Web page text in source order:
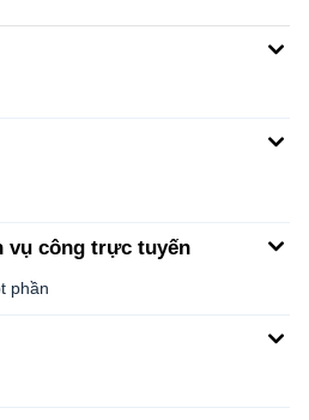
vụ công trực tuyến
phần